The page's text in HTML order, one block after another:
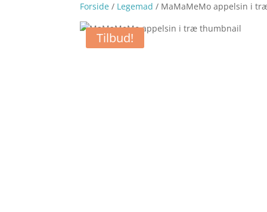
Forside / Legemad / MaMaMeMo appelsin i
Tilbud!